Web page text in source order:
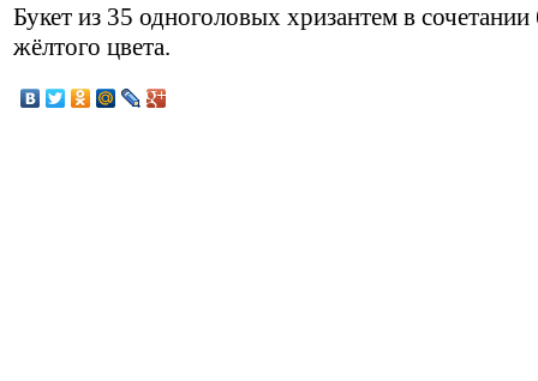
Букет из 35 одноголовых хризантем в сочетании
жёлтого цвета.